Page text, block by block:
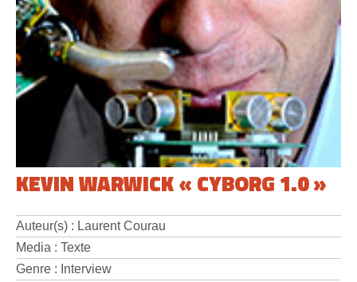
KEVIN WARWICK « CYBORG 1.0 »
Auteur(s) : Laurent Courau
Media : Texte
Genre : Interview